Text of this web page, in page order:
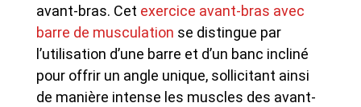
avant-bras. Cet exercice avant-bras avec
barre de musculation se distingue par
l’utilisation d’une barre et d’un banc incliné
pour offrir un angle unique, sollicitant ainsi
de manière intense les muscles des avant-